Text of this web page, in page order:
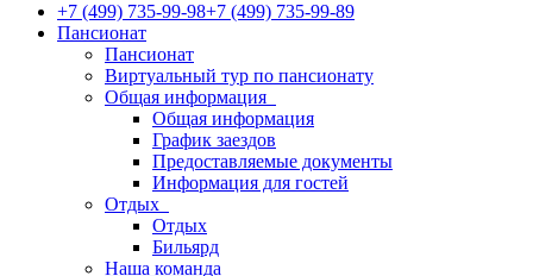
+7 (499) 735-99-98+7 (499) 735-99-89
Пансионат
Пансионат
Виртуальный тур по пансионату
Общая информация
Общая информация
График заездов
Предоставляемые документы
Информация для гостей
Отдых
Отдых
Бильярд
Наша команда